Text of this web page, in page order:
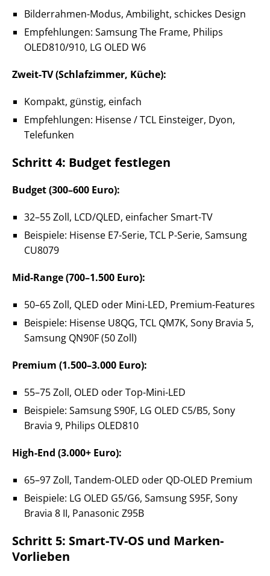
Bilderrahmen-Modus, Ambilight, schickes Design
Empfehlungen: Samsung The Frame, Philips
OLED810/910, LG OLED W6
Zweit-TV (Schlafzimmer, Küche):
Kompakt, günstig, einfach
Empfehlungen: Hisense / TCL Einsteiger, Dyon,
Telefunken
Schritt 4: Budget festlegen
Budget (300–600 Euro):
32–55 Zoll, LCD/QLED, einfacher Smart-TV
Beispiele: Hisense E7-Serie, TCL P-Serie, Samsung
CU8079
Mid-Range (700–1.500 Euro):
50–65 Zoll, QLED oder Mini-LED, Premium-Features
Beispiele: Hisense U8QG, TCL QM7K, Sony Bravia 5,
Samsung QN90F (50 Zoll)
Premium (1.500–3.000 Euro):
55–75 Zoll, OLED oder Top-Mini-LED
Beispiele: Samsung S90F, LG OLED C5/B5, Sony
Bravia 9, Philips OLED810
High-End (3.000+ Euro):
65–97 Zoll, Tandem-OLED oder QD-OLED Premium
Beispiele: LG OLED G5/G6, Samsung S95F, Sony
Bravia 8 II, Panasonic Z95B
Schritt 5: Smart-TV-OS und Marken-
Vorlieben